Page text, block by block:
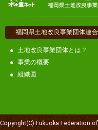
福岡県土地改良事業団体連
土地改良事業団体とは？
事業の概要
組織図
Copyright(C) Fukuoka Federation